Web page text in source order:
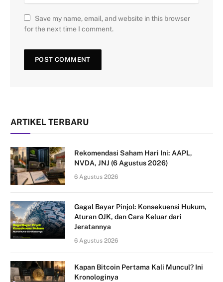
Save my name, email, and website in this browser
for the next time I comment.
ARTIKEL TERBARU
Rekomendasi Saham Hari Ini: AAPL,
NVDA, JNJ (6 Agustus 2026)
6 Agustus 2026
Gagal Bayar Pinjol: Konsekuensi Hukum,
Aturan OJK, dan Cara Keluar dari
Jeratannya
6 Agustus 2026
Kapan Bitcoin Pertama Kali Muncul? Ini
Kronologinya